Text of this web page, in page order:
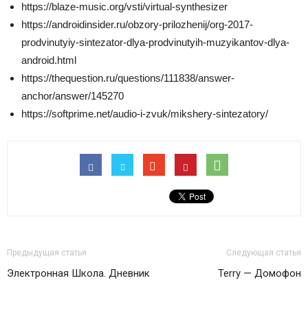
https://blaze-music.org/vsti/virtual-synthesizer
https://androidinsider.ru/obzory-prilozhenij/org-2017-
prodvinutyiy-sintezator-dlya-prodvinutyih-muzyikantov-dlya-
android.html
https://thequestion.ru/questions/111838/answer-
anchor/answer/145270
https://softprime.net/audio-i-zvuk/mikshery-sintezatory/
Предыдущая статья
Электронная Школа. Дневник
Следующая статья
Terry — Домофон